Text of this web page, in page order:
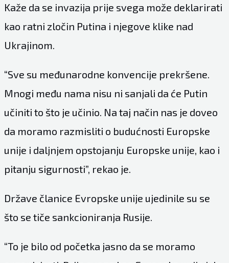
Kaže da se invazija prije svega može deklarirati
kao ratni zločin Putina i njegove klike nad
Ukrajinom.
“Sve su međunarodne konvencije prekršene.
Mnogi među nama nisu ni sanjali da će Putin
učiniti to što je učinio. Na taj način nas je doveo
da moramo razmisliti o budućnosti Europske
unije i daljnjem opstojanju Europske unije, kao i
pitanju sigurnosti”, rekao je.
Države članice Evropske unije ujedinile su se
što se tiče sankcioniranja Rusije.
“To je bilo od početka jasno da se moramo